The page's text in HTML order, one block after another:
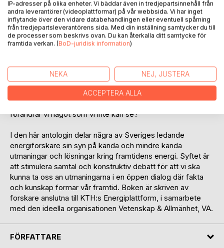
Energi finns överallt. Vi tar för givet att den finns tillhands
när vi vill värma upp våra hem, laga mat, använda våra
datorer, mobiltelefoner, rulltrappor, lyftkranar,
röntgenapparater, bussar, tåg, flygplan och bilar. Den är en
Idag vet vi att världens energisystem måste omvandlas i
grunden. Det är en förutsättning för att vi ska kunna bromsa
klimatförändringarna och skapa ett hållbart samhälle. Och vi
har alla viktiga roller att spela i omvandlingen. Men hur
förändrar vi något som vi inte kan se?
I den här antologin delar några av Sveriges ledande
energiforskare sin syn på kända och mindre kända
utmaningar och lösningar kring framtidens energi. Syftet är
att stimulera samtal och konstruktiv debatt för att vi ska
kunna ta oss an utmaningarna i en öppen dialog där fakta
och kunskap formar vår framtid. Boken är skriven av
forskare anslutna till KTH:s Energiplattform, i samarbete
med den ideella organisationen Vetenskap & Allmänhet, VA.
FÖRFATTARE
IP-adresser på olika enheter. Vi bäddar även in tredjepartsinnehåll från
andra leverantörer (videoplattformar) på vår webbsida. Vi har inget
inflytande över den vidare databehandlingen eller eventuell spårning
från tredjepartsleverantörens sida. Med din inställning samtycker du till
de processer som beskrivs ovan. Du kan återkalla ditt samtycke för
framtida verkan. (BoD-juridisk information)
NEKA NEJ, JUSTERA
ACCEPTERA ALLA